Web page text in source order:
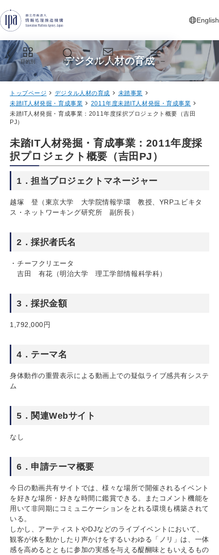
English
新しいタ
目的別 検索 お問い合わせ メニュー
デジタル人材の育成
トップページ デジタル人材の育成
未踏事業
未踏IT人材発掘・育成事業
2011年度未踏IT人材発掘・育成事業
未踏IT人材発掘・育成事業：2011年度採択プロジェクト概要（吉田
PJ）
未踏IT人材発掘・育成事業：2011年度採
択プロジェクト概要（吉田PJ）
1．担当プロジェクトマネージャー
越塚 登（東京大学 大学院情報学環 教授、YRPユビキタ
ス・ネットワーキング研究所 副所長）
2．採択者氏名
チーフクリエータ
吉田 有花（明治大学 理工学部情報科学科）
3．採択金額
1,792,000円
4．テーマ名
身体動作の重畳表示による動画上での疑似ライブ感共有システ
ム
5．関連Webサイト
なし
6．申請テーマ概要
今日の動画共有サイトでは、様々な場所で開催されるイベント
を好きな場所・好きな時間に鑑賞できる。またコメント機能を
用いて非同期にコミュニケーションをとれる環境も構築されて
いる。
しかし、アーティストやDJなどのライブイベントにおいて、
観客が体を動かしたり声かけをするいわゆる「ノリ」は、一体
感を高めるとともに参加の実感を与える醍醐味ともいえるもの